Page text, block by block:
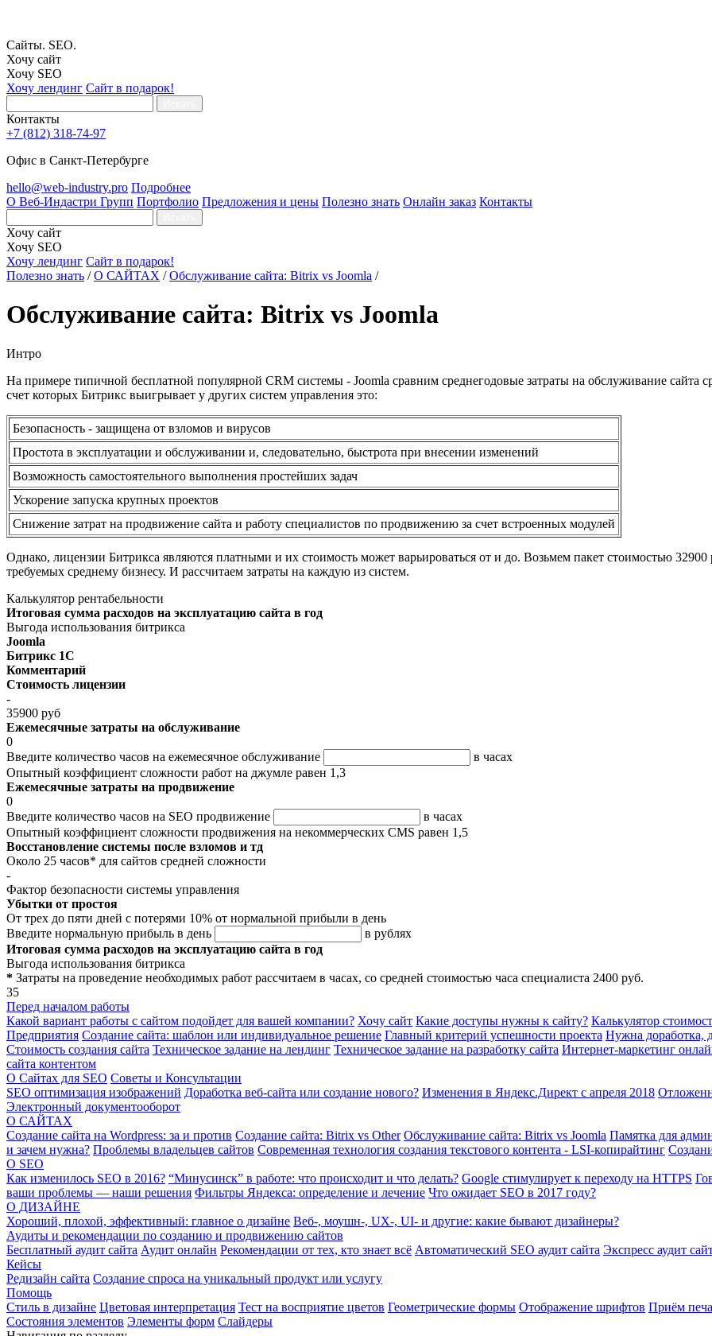
Сайты. SEO.
Хочу сайт
Хочу SEO
Хочу лендинг Сайт в подарок!
Контакты
+7 (812) 318-74-97
Офис в Санкт-Петербурге
hello@web-industry.pro Подробнее
О Веб-Индастри Групп Портфолио Предложения и цены Полезно знать Онлайн заказ Контакты
Хочу сайт
Хочу SEO
Хочу лендинг Сайт в подарок!
Полезно знать / О САЙТАХ / Обслуживание сайта: Bitrix vs Joomla /
Обслуживание сайта: Bitrix vs Joomla
Интро
На примере типичной бесплатной популярной CRM системы - Joomla сравним среднегодовые затраты на обслуживание сайта
счет которых Битрикс выигрывает у других систем управления это:
Безопасность - защищена от взломов и вирусов
Простота в эксплуатации и обслуживании и, следовательно, быстрота при внесении изменений
Возможность самостоятельного выполнения простейших задач
Ускорение запуска крупных проектов
Снижение затрат на продвижение сайта и работу специалистов по продвижению за счет встроенных модулей
Однако, лицензии Битрикса являются платными и их стоимость может варьироваться от и до. Возьмем пакет стоимостью 32900
требуемых среднему бизнесу. И рассчитаем затраты на каждую из систем.
Калькулятор рентабельности
Итоговая сумма расходов на эксплуатацию сайта в год
Выгода использования битрикса
Joomla
Битрикс 1С
Комментарий
Стоимость лицензии
-
35900 руб
Ежемесячные затраты на обслуживание
0
Введите количество часов на ежемесячное обслуживание
в часах
Опытный коэффициент сложности работ на джумле равен 1,3
Ежемесячные затраты на продвижение
0
Введите количество часов на SEO продвижение
в часах
Опытный коэффициент сложности продвижения на некоммерческих CMS равен 1,5
Восстановление системы после взломов и тд
Около 25 часов* для сайтов средней сложности
-
Фактор безопасности системы управления
Убытки от простоя
От трех до пяти дней с потерями 10% от нормальной прибыли в день
Введите нормальную прибыль в день
в рублях
Итоговая сумма расходов на эксплуатацию сайта в год
Выгода использования битрикса
* Затраты на проведение необходимых работ рассчитаем в часах, со средней стоимостью часа специалиста 2400 руб.
35
Перед началом работы
Какой вариант работы с сайтом подойдет для вашей компании? Хочу сайт Какие доступы нужны к сайту? Калькулятор
Предприятия Создание сайта: шаблон или индивидуальное решение Главный критерий успешности проекта Нужна доработка,
Стоимость создания сайта Техническое задание на лендинг Техническое задание на разработку сайта Интернет-маркетинг
сайта контентом
О Сайтах для SEO Советы и Консультации
SEO оптимизация изображений Доработка веб-сайта или создание нового? Изменения в Яндекс.Директ с апреля 2018
Электронный документооборот
О САЙТАХ
Создание сайта на Wordpress: за и против Создание сайта: Bitrix vs Other Обслуживание сайта: Bitrix vs Joomla Памятка для
и зачем нужна? Проблемы владельцев сайтов Современная технология создания текстового контента - LSI-копирайтинг
О SEO
Как изменилось SEO в 2016? “Минусинск” в работе: что происходит и что делать? Google стимулирует к переходу на HTTPS
ваши проблемы — наши решения Фильтры Яндекса: определение и лечение Что ожидает SEO в 2017 году?
О ДИЗАЙНЕ
Хороший, плохой, эффективный: главное о дизайне Веб-, моушн-, UX-, UI- и другие: какие бывают дизайнеры?
Аудиты и рекомендации по созданию и продвижению сайтов
Бесплатный аудит сайта Аудит онлайн Рекомендации от тех, кто знает всё Автоматический SEO аудит сайта Экспресс аудит
Кейсы
Редизайн сайта Создание спроса на уникальный продукт или услугу
Помощь
Стиль в дизайне Цветовая интерпретация Тест на восприятие цветов Геометрические формы Отображение шрифтов Приём
Состояния элементов Элементы форм Слайдеры